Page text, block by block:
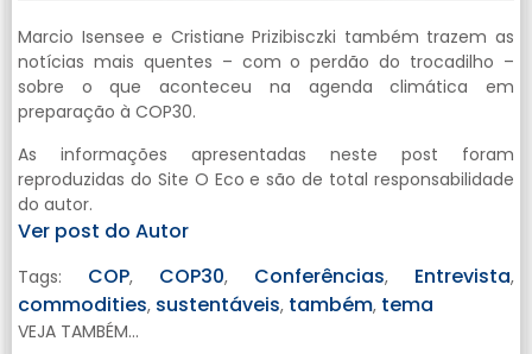
Marcio Isensee e Cristiane Prizibisczki também trazem as
notícias mais quentes – com o perdão do trocadilho –
sobre o que aconteceu na agenda climática em
preparação à COP30.
As informações apresentadas neste post foram
reproduzidas do Site O Eco e são de total responsabilidade
do autor.
Ver post do Autor
Tags: COP, COP30, Conferências, Entrevista,
commodities, sustentáveis, também, tema
VEJA TAMBÉM...